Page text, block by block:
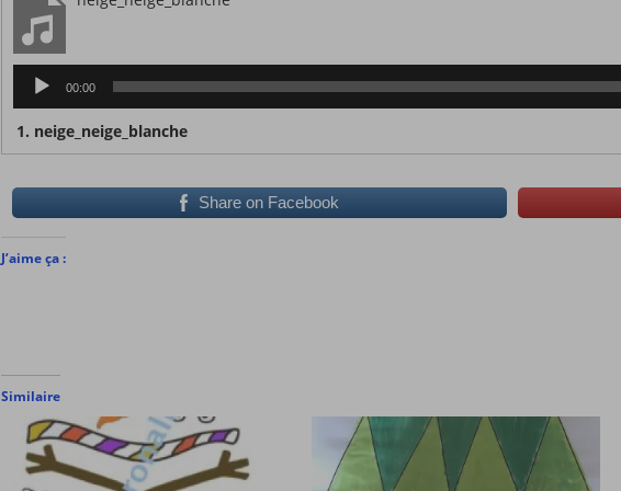
Lecteur
audio
00:00
1. neige_neige_blanche
Share on Facebook
J’aime ça :
Similaire